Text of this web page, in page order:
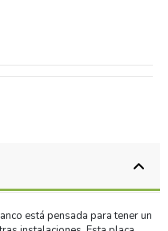
está pensada para tener un